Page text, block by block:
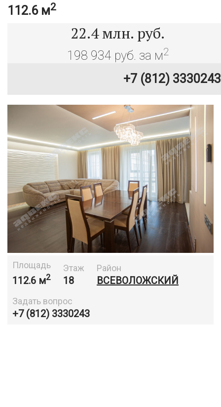
112.6 м2
22.4млн. руб.
198 934 руб. за м2
+7 (812) 3330243
Площадь
112.6 м2
Этаж
18
Район
ВСЕВОЛОЖСКИЙ
Задать вопрос
+7 (812) 3330243